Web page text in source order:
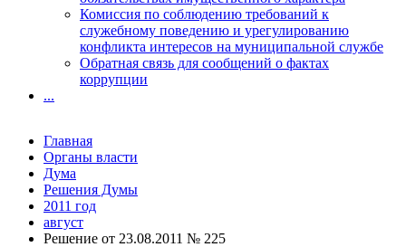
Комиссия по соблюдению требований к
служебному поведению и урегулированию
конфликта интересов на муниципальной службе
Обратная связь для сообщений о фактах
коррупции
...
Главная
Органы власти
Дума
Решения Думы
2011 год
август
Решение от 23.08.2011 № 225